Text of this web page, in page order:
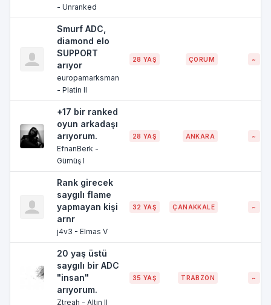
- Unranked
Smurf ADC,
diamond elo
SUPPORT
arıyor
europamarksman
- Platin II
28 YAŞ ÇORUM ~
+17 bir ranked
oyun arkadaşı
arıyorum.
EfnanBerk -
Gümüş I
28 YAŞ ANKARA ~
Rank girecek
saygılı flame
yapmayan kişi
arnr
j4v3 - Elmas V
32 YAŞ ÇANAKKALE ~
20 yaş üstü
saygılı bir ADC
"insan"
arıyorum.
Ztreah - Altın II
35 YAŞ TRABZON ~